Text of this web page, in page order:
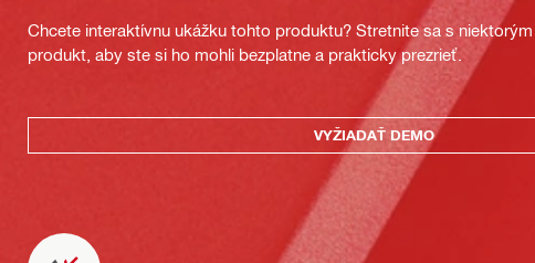
Chcete interaktívnu ukážku tohto produktu? Stretnite sa s
produkt, aby ste si ho mohli bezplatne a prakticky prezrieť.
VYŽIADAŤ DEMO